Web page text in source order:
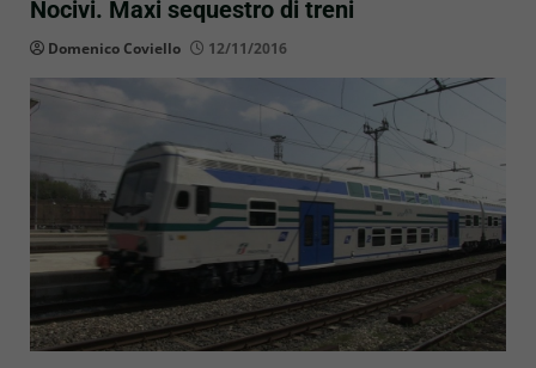
Nocivi. Maxi sequestro di treni
Domenico Coviello 12/11/2016